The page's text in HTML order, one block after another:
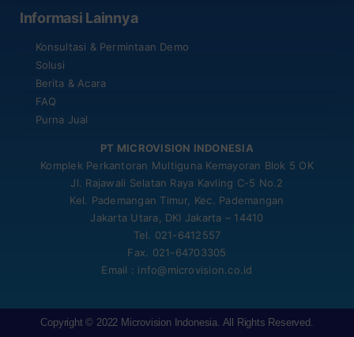
Informasi Lainnya
Konsultasi & Permintaan Demo
Solusi
Berita & Acara
FAQ
Purna Jual
PT MICROVISION INDONESIA
Komplek Perkantoran Multiguna Kemayoran Blok 5 OK
Jl. Rajawali Selatan Raya Kavling C-5 No.2
Kel. Pademangan Timur, Kec. Pademangan
Jakarta Utara, DKI Jakarta – 14410
Tel. 021-6412557
Fax. 021-64703305
Email : info@microvision.co.id
Copyright © 2022 Microvision Indonesia. All Rights Reserved.